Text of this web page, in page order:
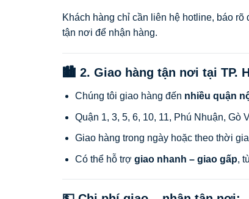
Khách hàng chỉ cần liên hệ hotline, báo
tận nơi để nhận hàng.
🏙 2. Giao hàng tận nơi tại TP.
Chúng tôi giao hàng đến nhiều quận
Quận 1, 3, 5, 6, 10, 11, Phú Nhuận,
Giao hàng trong ngày hoặc theo thời
Có thể hỗ trợ giao nhanh – giao gấp,